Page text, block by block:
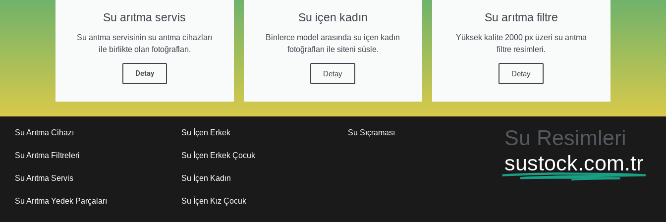
Su arıtma servis
Su arıtma servisinin su arıtma cihazları
ile birlikte olan fotoğrafları.
Detay
Su içen kadın
Binlerce model arasında su içen kadın
fotoğrafları ile siteni süsle.
Detay
Su arıtma filtre
Yüksek kalite 2000 px üzeri su arıtma
filtre resimleri.
Detay
Su Arıtma Cihazı
Su Arıtma Filtreleri
Su Arıtma Servis
Su Arıtma Yedek Parçaları
Su İçen Erkek
Su İçen Erkek Çocuk
Su İçen Kadın
Su İçen Kız Çocuk
Su Sıçraması
Su Resimleri
sustock.com.tr